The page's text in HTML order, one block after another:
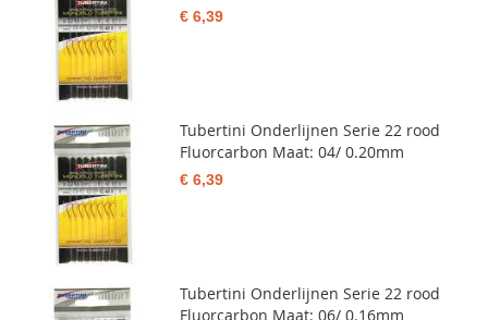
€ 6,39
Tubertini Onderlijnen Serie 22 rood
Fluorcarbon Maat: 04/ 0.20mm
€ 6,39
Tubertini Onderlijnen Serie 22 rood
Fluorcarbon Maat: 06/ 0.16mm